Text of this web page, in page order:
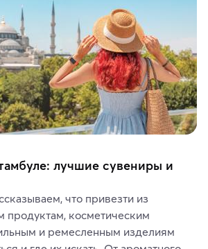
лучшие сувениры и
что привезти из
продуктам, косметическим
и ремесленным изделиям